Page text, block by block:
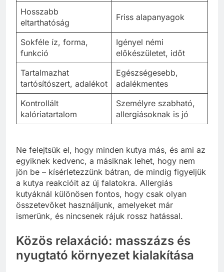
Hosszabb
eltarthatóság
Friss alapanyagok
Sokféle íz, forma,
funkció
Igényel némi
előkészületet, időt
Tartalmazhat
tartósítószert, adalékot
Egészségesebb,
adalékmentes
Kontrollált
kalóriatartalom
Személyre szabható,
allergiásoknak is jó
Ne felejtsük el, hogy minden kutya más, és ami az
egyiknek kedvenc, a másiknak lehet, hogy nem
jön be – kísérletezzünk bátran, de mindig figyeljük
a kutya reakcióit az új falatokra. Allergiás
kutyáknál különösen fontos, hogy csak olyan
összetevőket használjunk, amelyeket már
ismerünk, és nincsenek rájuk rossz hatással.
Közös relaxáció: masszázs és
nyugtató környezet kialakítása